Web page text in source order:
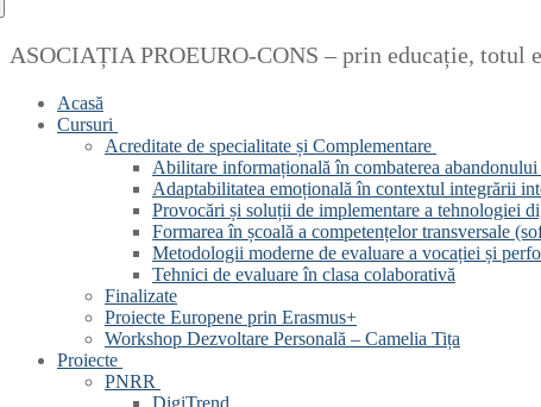
ASOCIAȚIA PROEURO-CONS – prin educație, totul
Acasă
Cursuri
Acreditate de specialitate și Complementare
Abilitare informațională în combaterea
Adaptabilitatea emoțională în contextul integrării
Provocări și soluții de implementare a tehnologiei
Formarea în școală a competențelor transversale
Metodologii moderne de evaluare a vocației și
Tehnici de evaluare în clasa colaborativă
Finalizate
Proiecte Europene prin Erasmus+
Workshop Dezvoltare Personală – Camelia Tița
Proiecte
PNRR
DigiTrend